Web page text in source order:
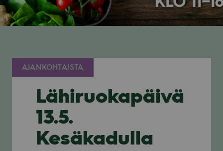
AJANKOHTAISTA
Lähiruokapäivä
13.5.
Kesäkadulla